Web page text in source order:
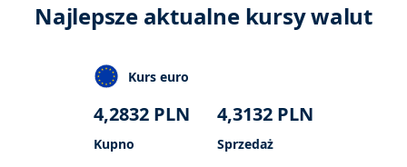
Najlepsze aktualne kursy walut
Kurs euro
4,2832 PLN
Kupno
4,3132 PLN
Sprzedaż